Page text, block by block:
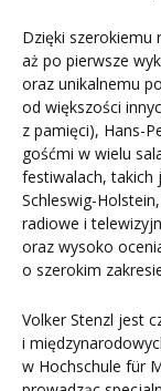
Dzięki szerokiemu
aż po pierwsze
oraz unikalnemu
od większości
z pamięci), Hans-
gośćmi w wielu
festiwalach, takich
Schleswig-
radiowe i
oraz wysoko
o szerokim
Volker Stenzl jest
i
w Hochschule für